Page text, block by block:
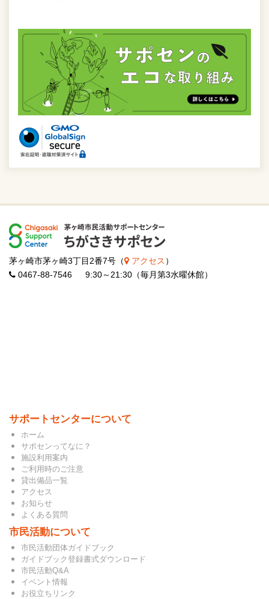
茅ヶ崎市茅ヶ崎3丁目2番7号（ アクセス ）
0467-88-7546 9:30～21:30（毎月第3水曜休館）
サポートセンターについて
ホーム
サポセンってなに？
施設利用案内
ご利用時のご注意
貸出備品一覧
アクセス
お知らせ
よくある質問
市民活動について
市民活動団体ガイドブック
ガイドブック登録書式ダウンロード
市民活動Q&A
イベント情報
お役立ちリンク